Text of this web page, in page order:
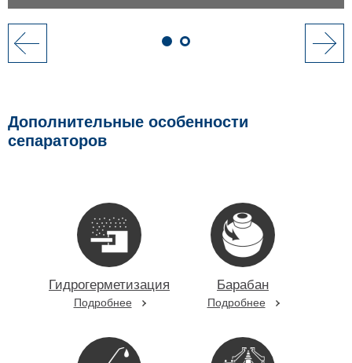
Дополнительные особенности
сепараторов
Гидрогерметизация
Подробнее
Барабан
Подробнее